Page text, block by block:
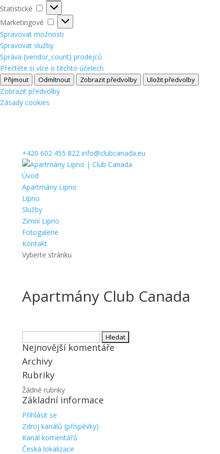
Statistické
Statistické
Marketingové
Marketingové
Spravovat možnosti
Spravovat služby
Správa {vendor_count} prodejců
Přečtěte si více o těchto účelech
Přijmout Odmítnout Zobrazit předvolby Uložit předvolby
Zobrazit předvolby
Zásady cookies
+420 602 455 822 info@clubcanada.eu
Úvod
Apartmány Lipno
Lipno
Služby
Zimní Lipno
Fotogalerie
Kontakt
Vyberte stránku
Apartmány Club Canada
Nejnovější komentáře
Archivy
Rubriky
Žádné rubriky
Základní informace
Přihlásit se
Zdroj kanálů (příspěvky)
Kanál komentářů
Česká lokalizace